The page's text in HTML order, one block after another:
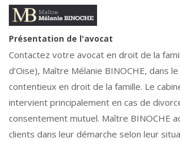
Présentation de l'avocat
Contactez votre avocat en droit de la
d’Oise), Maître Mélanie BINOCHE, dans le
contentieux en droit de la famille. Le
intervient principalement en cas de
consentement mutuel. Maître BINOCHE
clients dans leur démarche selon leur